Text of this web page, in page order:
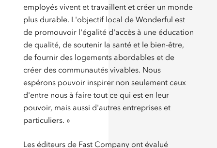
employés vivent et travaillent et créer un monde
plus durable. L'objectif local de Wonderful est
de promouvoir l'égalité d'accès à une éducation
de qualité, de soutenir la santé et le bien-être,
de fournir des logements abordables et de
créer des communautés vivables. Nous
espérons pouvoir inspirer non seulement ceux
d'entre nous à faire tout ce qui est en leur
pouvoir, mais aussi d'autres entreprises et
particuliers. »
Les éditeurs de Fast Company ont évalué